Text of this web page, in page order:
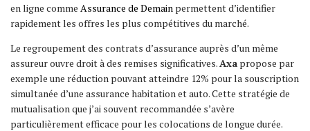
en ligne comme Assurance de Demain permettent d’identifier
rapidement les offres les plus compétitives du marché.
Le regroupement des contrats d’assurance auprès d’un même
assureur ouvre droit à des remises significatives. Axa propose par
exemple une réduction pouvant atteindre 12% pour la souscription
simultanée d’une assurance habitation et auto. Cette stratégie de
mutualisation que j’ai souvent recommandée s’avère
particulièrement efficace pour les colocations de longue durée.